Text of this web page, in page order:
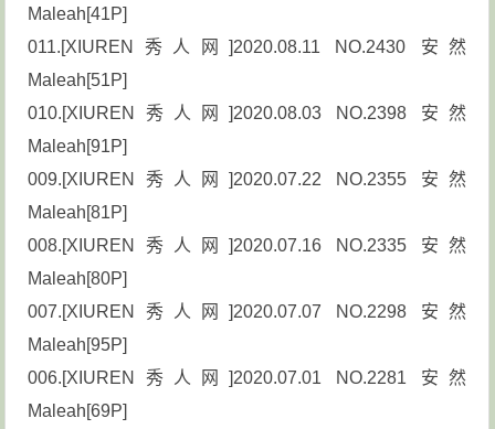
Maleah[41P]
011.[XIUREN秀人网]2020.08.11 NO.2430 安然
Maleah[51P]
010.[XIUREN秀人网]2020.08.03 NO.2398 安然
Maleah[91P]
009.[XIUREN秀人网]2020.07.22 NO.2355 安然
Maleah[81P]
008.[XIUREN秀人网]2020.07.16 NO.2335 安然
Maleah[80P]
007.[XIUREN秀人网]2020.07.07 NO.2298 安然
Maleah[95P]
006.[XIUREN秀人网]2020.07.01 NO.2281 安然
Maleah[69P]